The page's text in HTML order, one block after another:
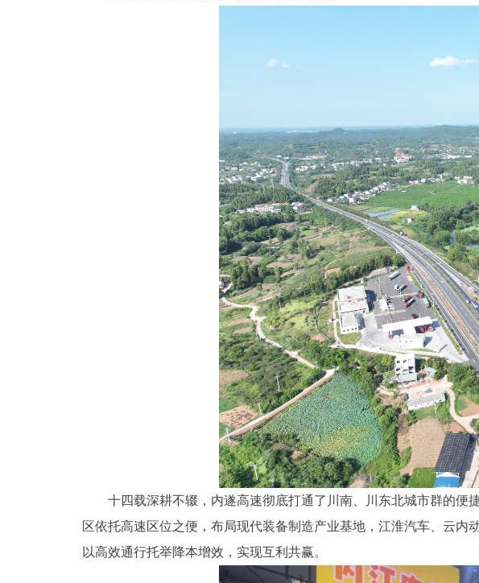
十四载深耕不辍，内遂高速彻底打通了川南、川东北城市群的
区依托高速区位之便，布局现代装备制造产业基地，江淮汽车、云内
以高效通行托举降本增效，实现互利共赢。